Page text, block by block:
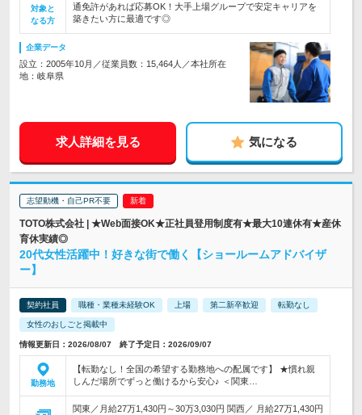
対象と
なる方
通免許があれば応募OK！大手上場グループで安定キャリアを
築きたい方に最適です◎
企業データ
設立：2005年10月／従業員数：15,464人／本社所在
地：岐阜県
求人詳細を見る 気になる
志望動機・自己PR不要
TOTO株式会社 | ★Web面接OK★正社員登用制度有★最大10連休有★産休
育休実績◎
20代女性活躍中！好きな街で働く【ショールームアドバイザ
ー】
契約社員 職種・業種未経験OK 上場 第二新卒歓迎 転勤なし
女性のおしごと掲載中
情報更新日：2026/08/07 終了予定日：2026/09/07
勤務地
【転勤なし！全国の希望する勤務地への配属です】 ★慣れ親
しんだ場所でずっと働けるから安心♪ ＜関東…
関東／月給27万1,430円～30万3,030円 関西／ 月給27万1,430円